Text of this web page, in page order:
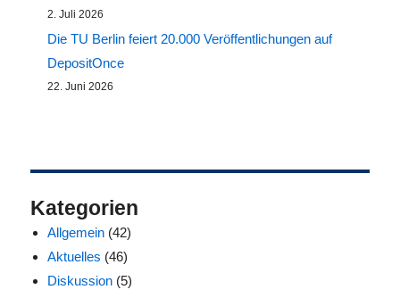
2. Juli 2026
Die TU Berlin feiert 20.000 Veröffentlichungen auf
DepositOnce
22. Juni 2026
Kategorien
Allgemein (42)
Aktuelles (46)
Diskussion (5)